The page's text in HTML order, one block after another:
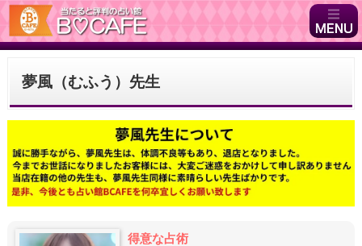
夢風（むふう）先生
得意な占術